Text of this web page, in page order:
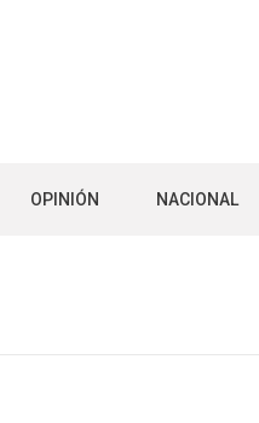
OPINIÓN NACIONAL